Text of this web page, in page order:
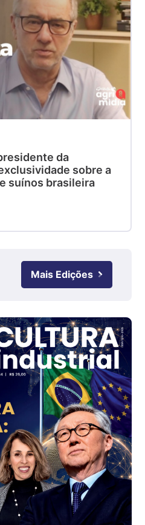
da
sobre a
suínos brasileira
Mais Edições